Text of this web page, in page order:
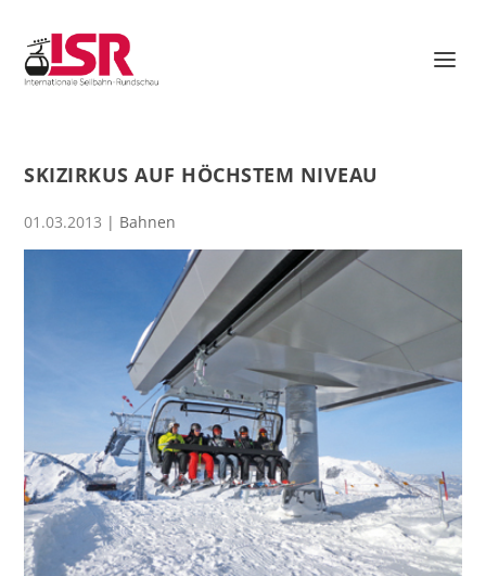
SKIZIRKUS AUF HÖCHSTEM NIVEAU
01.03.2013 | Bahnen